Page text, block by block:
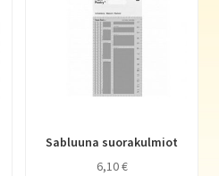
Sabluuna suorakulmiot
6,10€